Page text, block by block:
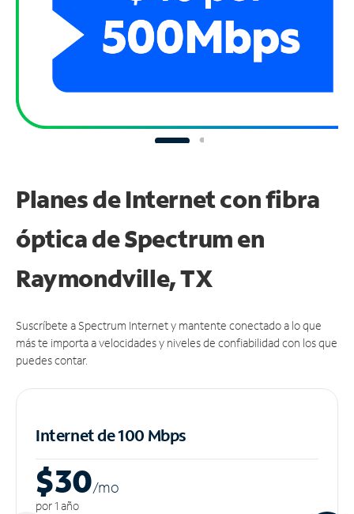
Planes de Internet con fibra
óptica de Spectrum en
Raymondville, TX
Suscríbete a Spectrum Internet y mantente conectado a lo que
más te importa a velocidades y niveles de confiabilidad con los que
puedes contar.
Internet de 100 Mbps
$30/mo
por 1 año